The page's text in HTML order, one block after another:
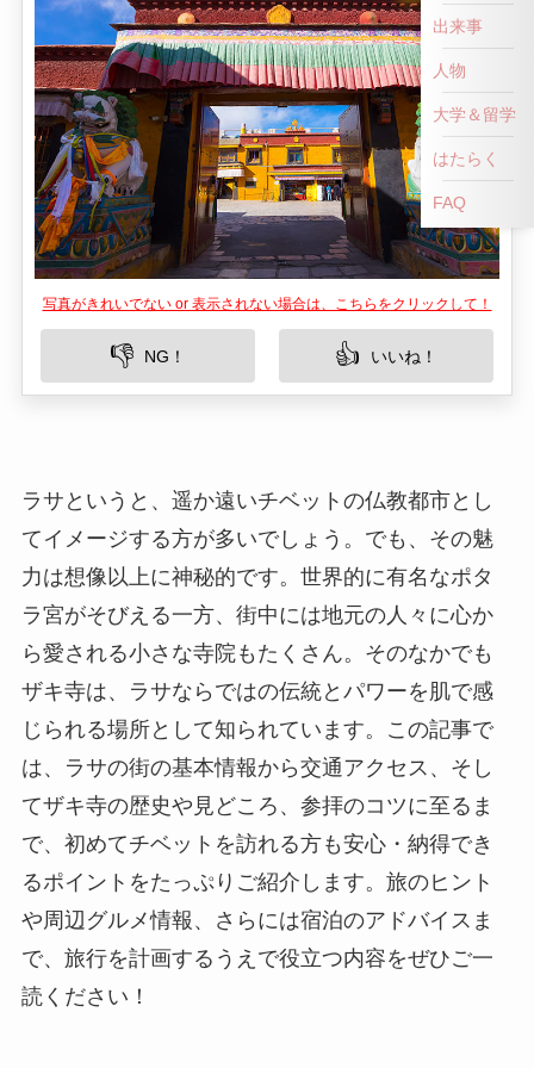
写真がきれいでない or 表示されない場合は、こちらをクリックして！
👎 NG！ 👍 いいね！
ラサというと、遥か遠いチベットの仏教都市とし
てイメージする方が多いでしょう。でも、その魅
力は想像以上に神秘的です。世界的に有名なポタ
ラ宮がそびえる一方、街中には地元の人々に心か
ら愛される小さな寺院もたくさん。そのなかでも
ザキ寺は、ラサならではの伝統とパワーを肌で感
じられる場所として知られています。この記事で
は、ラサの街の基本情報から交通アクセス、そし
てザキ寺の歴史や見どころ、参拝のコツに至るま
で、初めてチベットを訪れる方も安心・納得でき
るポイントをたっぷりご紹介します。旅のヒント
や周辺グルメ情報、さらには宿泊のアドバイスま
で、旅行を計画するうえで役立つ内容をぜひご一
読ください！
出来事
人物
大学＆留学
はたらく
FAQ